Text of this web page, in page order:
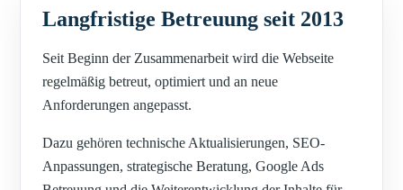
Langfristige Betreuung seit 2013
Seit Beginn der Zusammenarbeit wird die Webseite
regelmäßig betreut, optimiert und an neue
Anforderungen angepasst.
Dazu gehören technische Aktualisierungen, SEO-
Anpassungen, strategische Beratung, Google Ads